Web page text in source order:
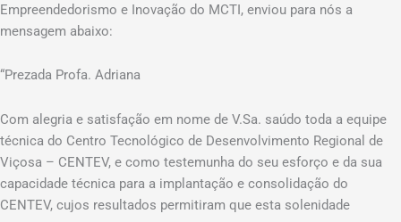
Empreendedorismo e Inovação do MCTI, enviou para nós a
mensagem abaixo:
“Prezada Profa. Adriana
Com alegria e satisfação em nome de V.Sa. saúdo toda a equipe
técnica do Centro Tecnológico de Desenvolvimento Regional de
Viçosa – CENTEV, e como testemunha do seu esforço e da sua
capacidade técnica para a implantação e consolidação do
CENTEV, cujos resultados permitiram que esta solenidade